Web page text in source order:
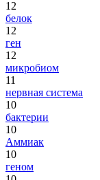
12
белок
12
ген
12
микробиом
11
нервная система
10
бактерии
10
Аммиак
10
геном